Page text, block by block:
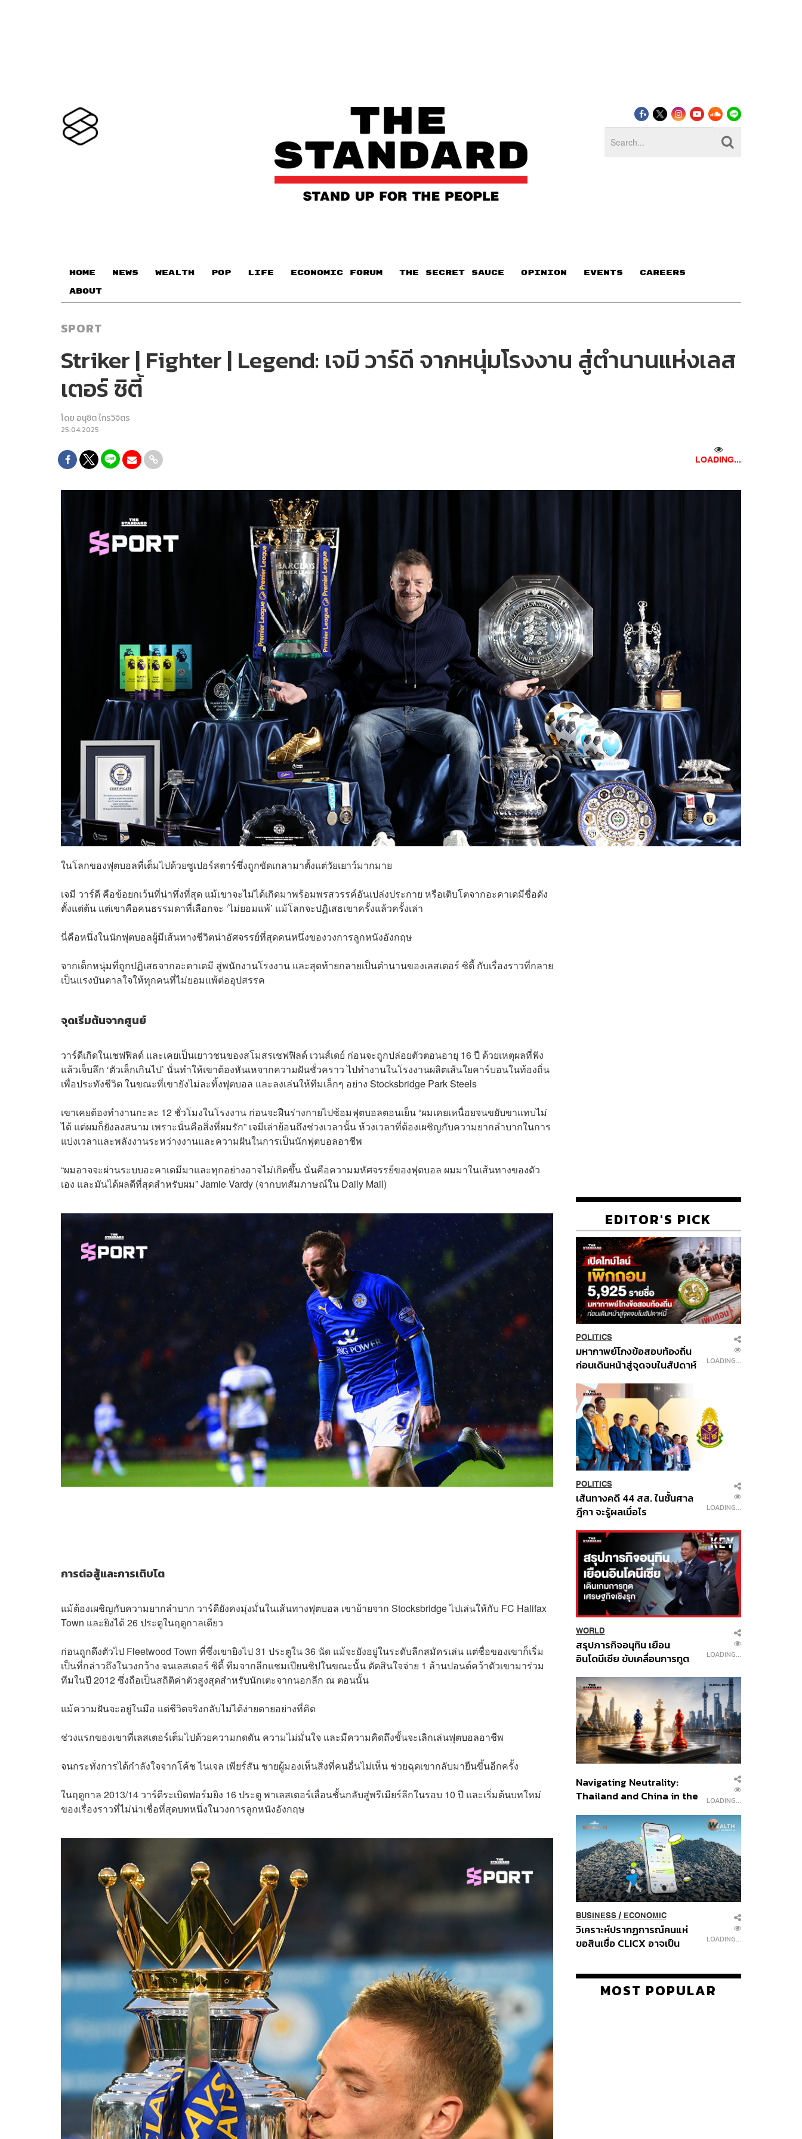
HOME NEWS WEALTH POP LIFE ECONOMIC FORUM THE SECRET SAUCE​ OPINION EVENTS CAREERS
ABOUT
SPORT
Striker | Fighter | Legend: เจมี วาร์ดี จากหนุ่มโรงงาน สู่ตำนานแห่งเลส
เตอร์ ซิตี้
โดย อนุชิต ไกรวิจิตร
25.04.2025
LOADING...
ในโลกของฟุตบอลที่เต็มไปด้วยซูเปอร์สตาร์ซึ่งถูกขัดเกลามาตั้งแต่วัยเยาว์มากมาย
เจมี วาร์ดี คือข้อยกเว้นที่น่าทึ่งที่สุด แม้เขาจะไม่ได้เกิดมาพร้อมพรสวรรค์อันเปล่งประกาย หรือเติบโตจากอะคาเดมีชื่อดัง
ตั้งแต่ต้น แต่เขาคือคนธรรมดาที่เลือกจะ ‘ไม่ยอมแพ้’ แม้โลกจะปฏิเสธเขาครั้งแล้วครั้งเล่า
นี่คือหนึ่งในนักฟุตบอลผู้มีเส้นทางชีวิตน่าอัศจรรย์ที่สุดคนหนึ่งของวงการลูกหนังอังกฤษ
จากเด็กหนุ่มที่ถูกปฏิเสธจากอะคาเดมี สู่พนักงานโรงงาน และสุดท้ายกลายเป็นตำนานของเลสเตอร์ ซิตี้ กับเรื่องราวที่กลาย
เป็นแรงบันดาลใจให้ทุกคนที่ไม่ยอมแพ้ต่ออุปสรรค
จุดเริ่มต้นจากศูนย์
วาร์ดีเกิดในเชฟฟิลด์ และเคยเป็นเยาวชนของสโมสรเชฟฟิลด์ เวนส์เดย์ ก่อนจะถูกปล่อยตัวตอนอายุ 16 ปี ด้วยเหตุผลที่ฟัง
แล้วเจ็บลึก ‘ตัวเล็กเกินไป’ นั่นทำให้เขาต้องหันเหจากความฝันชั่วคราว ไปทำงานในโรงงานผลิตเส้นใยคาร์บอนในท้องถิ่น
เพื่อประทังชีวิต ในขณะที่เขายังไม่ละทิ้งฟุตบอล และลงเล่นให้ทีมเล็กๆ อย่าง Stocksbridge Park Steels
เขาเคยต้องทำงานกะละ 12 ชั่วโมงในโรงงาน ก่อนจะฝืนร่างกายไปซ้อมฟุตบอลตอนเย็น “ผมเคยเหนื่อยจนขยับขาแทบไม่
ได้ แต่ผมก็ยังลงสนาม เพราะนั่นคือสิ่งที่ผมรัก” เจมีเล่าย้อนถึงช่วงเวลานั้น ห้วงเวลาที่ต้องเผชิญกับความยากลำบากในการ
แบ่งเวลาและพลังงานระหว่างงานและความฝันในการเป็นนักฟุตบอลอาชีพ ​
“ผมอาจจะผ่านระบบอะคาเดมีมาและทุกอย่างอาจไม่เกิดขึ้น นั่นคือความมหัศจรรย์ของฟุตบอล ผมมาในเส้นทางของตัว
เอง และมันได้ผลดีที่สุดสำหรับผม” Jamie Vardy (จากบทสัมภาษณ์ใน Daily Mail)
การต่อสู้และการเติบโต
แม้ต้องเผชิญกับความยากลำบาก วาร์ดียังคงมุ่งมั่นในเส้นทางฟุตบอล เขาย้ายจาก Stocksbridge ไปเล่นให้กับ FC Halifax
Town และยิงได้ 26 ประตูในฤดูกาลเดียว
ก่อนถูกดึงตัวไป Fleetwood Town ที่ซึ่งเขายิงไป 31 ประตูใน 36 นัด แม้จะยังอยู่ในระดับลีกสมัครเล่น แต่ชื่อของเขาก็เริ่ม
เป็นที่กล่าวถึงในวงกว้าง จนเลสเตอร์ ซิตี้ ทีมจากลีกแชมเปียนชิปในขณะนั้น ตัดสินใจจ่าย 1 ล้านปอนด์คว้าตัวเขามาร่วม
ทีมในปี 2012 ซึ่งถือเป็นสถิติค่าตัวสูงสุดสำหรับนักเตะจากนอกลีก ณ ตอนนั้น
แม้ความฝันจะอยู่ในมือ แต่ชีวิตจริงกลับไม่ได้ง่ายดายอย่างที่คิด
ช่วงแรกของเขาที่เลสเตอร์เต็มไปด้วยความกดดัน ความไม่มั่นใจ และมีความคิดถึงขั้นจะเลิกเล่นฟุตบอลอาชีพ
จนกระทั่งการได้กำลังใจจากโค้ช ไนเจล เพียร์สัน ชายผู้มองเห็นสิ่งที่คนอื่นไม่เห็น ช่วยฉุดเขากลับมายืนขึ้นอีกครั้ง
ในฤดูกาล 2013/14 วาร์ดีระเบิดฟอร์มยิง 16 ประตู พาเลสเตอร์เลื่อนชั้นกลับสู่พรีเมียร์ลีกในรอบ 10 ปี และเริ่มต้นบทใหม่
ของเรื่องราวที่ไม่น่าเชื่อที่สุดบทหนึ่งในวงการลูกหนังอังกฤษ
EDITOR'S PICK
POLITICS
มหากาพย์โกงข้อสอบท้องถิ่น
ก่อนเดินหน้าสู่จุดจบในสัปดาห์
LOADING...
POLITICS
เส้นทางคดี 44 สส. ในชั้นศาล
ฎีกา จะรู้ผลเมื่อไร
LOADING...
WORLD
สรุปภารกิจอนุทิน เยือน
อินโดนีเซีย ขับเคลื่อนการทูต
ส่วนยุทธศาสตร์ไทย –
อินโดนีเซีย
LOADING...
Navigating Neutrality:
Thailand and China in the
Order
LOADING...
BUSINESS/ ECONOMIC
วิเคราะห์ปรากฏการณ์คนแห่
ขอสินเชื่อ CLICX อาจเป็น
ปัญหาหนี้ครัวเรือนไทยที่ถูกซุก
LOADING...
MOST POPULAR